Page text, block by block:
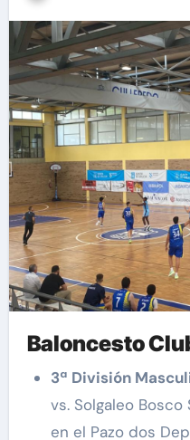
Baloncesto
3ª División
vs. Solgaleo Bosco
en el Pazo dos